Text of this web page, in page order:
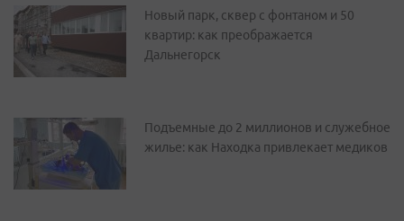
Новый парк, сквер с фонтаном и 50
квартир: как преображается
Дальнегорск
Подъемные до 2 миллионов и служебное
жилье: как Находка привлекает медиков